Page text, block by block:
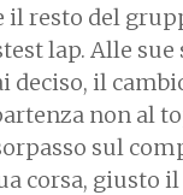
il resto del
lap. Alle
il
non al
sul
corsa, giusto